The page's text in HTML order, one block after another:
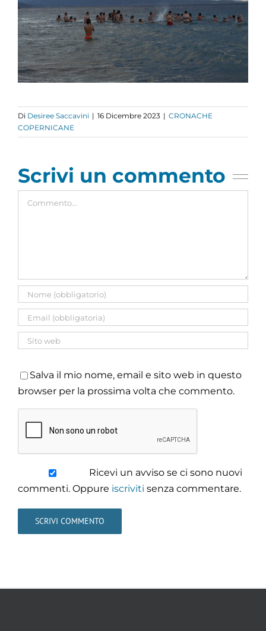
Di Desiree Saccavini | 16 Dicembre 2023 | CRONACHE
COPERNICANE
Scrivi un commento
Commento
Salva il mio nome, email e sito web in questo
browser per la prossima volta che commento.
Ricevi un avviso se ci sono nuovi
commenti. Oppure iscriviti senza commentare.